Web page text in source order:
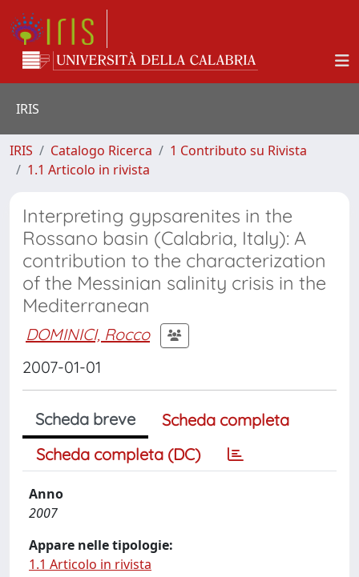
IRIS
IRIS Catalogo Ricerca
1 Contributo su Rivista
1.1 Articolo in rivista
Interpreting gypsarenites in the
Rossano basin (Calabria, Italy): A
contribution to the characterization
of the Messinian salinity crisis in the
Mediterranean
DOMINICI, Rocco
2007-01-01
Scheda breve
Scheda completa
Scheda completa (DC)
Anno
2007
Appare nelle tipologie:
1.1 Articolo in rivista